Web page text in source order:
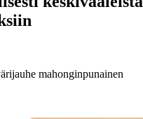
mahonginpunainen